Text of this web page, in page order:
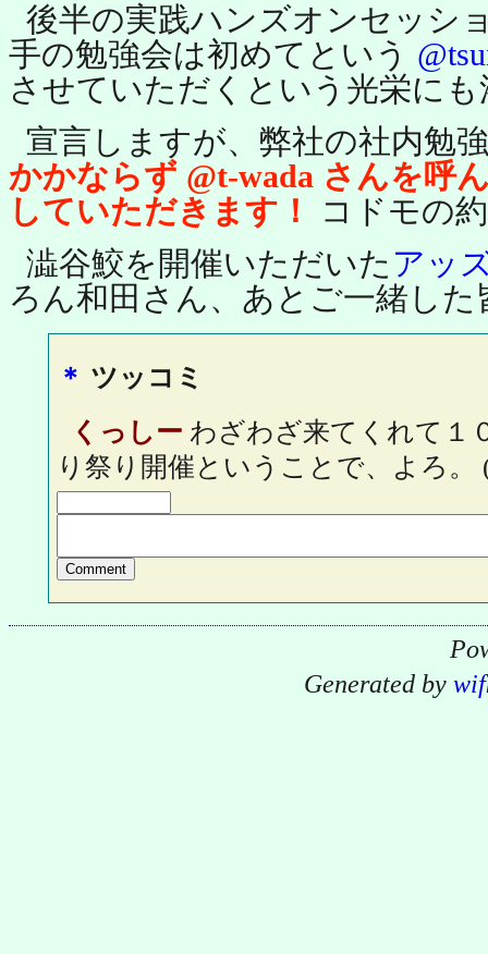
後半の実践ハンズオンセッシ
手の勉強会は初めてという
させていただくという光栄に
宣言しますが、弊社の社内勉
かかならず @t-wada さんを呼
していただきます！
コドモの
澁谷鮫を開催いただいた アッ
ろん和田さん、あとご一緒した
＊ ツッコミ
くっしー わざわざ来てくれて
り祭り開催ということで、よろ。
Generated by